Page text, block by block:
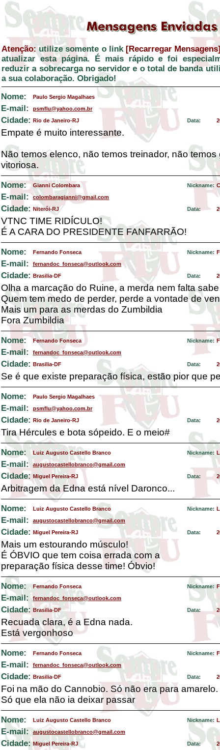
Atenção: utilize somente o link [Recarregar
atualizar esta página. É mais rápido e foi
reduzir a sobrecarga no servidor e o total de banda
a sua colaboração. Obrigado!
Nome:
Paulo Sergio Magalhaes
E-mail: psmflu@yahoo.com.br
Cidade: Rio de Janeiro-RJ Data:
Empate é muito interessante.
Não temos elenco, não temos treinador, não temos
vitoriosa.
Nome: Gianni Colombara Nickname:
E-mail: colombaragianni@gmail.com
Cidade: Niterói-RJ Data:
VTNC TIME RIDÍCULO!
É A CARA DO PRESIDENTE FANFARRÃO!
Nome: Fernando Fonseca Nickname:
E-mail: fernandoc_fonseca@outlook.com
Cidade: Brasilia-DF Data:
Olha a marcação do Ruine, a merda nem falta
Quem tem medo de perder, perde a vontade de
Mais um para as merdas do Zumbildia
Fora Zumbildia
Nome: Fernando Fonseca Nickname:
E-mail: fernandoc_fonseca@outlook.com
Cidade: Brasilia-DF Data:
Se é que existe preparação física, estão pior que
Nome: Paulo Sergio Magalhaes
E-mail: psmflu@yahoo.com.br
Cidade: Rio de Janeiro-RJ Data:
Tira Hércules e bota sópeido. E o meio#
Nome: Luiz Augusto Castello Branco Nickname:
E-mail: augustocastellobranco@gmail.com
Cidade: Miguel Pereira-RJ Data:
Arbitragem da Edna está nível Daronco...
Nome: Luiz Augusto Castello Branco Nickname:
E-mail: augustocastellobranco@gmail.com
Cidade: Miguel Pereira-RJ Data:
Mais um estourando músculo!
É ÓBVIO que tem coisa errada com a
preparação física desse time! Óbvio!
Nome: Fernando Fonseca Nickname:
E-mail: fernandoc_fonseca@outlook.com
Cidade: Brasilia-DF Data:
Recuada clara, é a Edna nada.
Está vergonhoso
Nome: Fernando Fonseca Nickname:
E-mail: fernandoc_fonseca@outlook.com
Cidade: Brasilia-DF Data:
Foi na mão do Cannobio. Só não era para amarelo.
Só que ela não ia deixar passar
Nome: Luiz Augusto Castello Branco Nickname:
E-mail: augustocastellobranco@gmail.com
Cidade: Miguel Pereira-RJ Data: